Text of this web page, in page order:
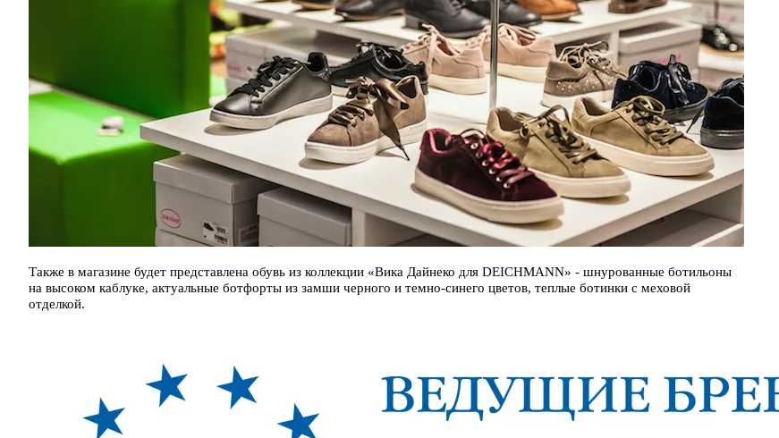
Также в магазине будет представлена обувь из коллекции «Вика Дайнеко для DEICHMANN» - шнурованные ботильоны
на высоком каблуке, актуальные ботфорты из замши черного и темно-синего цветов, теплые ботинки с меховой
отделкой.